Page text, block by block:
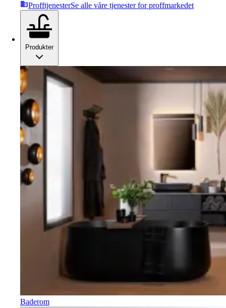
ProfftjenesterSe alle våre tjenester for proffmarkedet
Produkter
Baderom